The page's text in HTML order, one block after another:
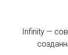
Infinity —